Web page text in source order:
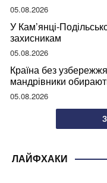
05.08.2026
У Кам’янці-
захисникам
05.08.2026
Країна без
мандрівники
05.08.2026
ЛАЙФХАКИ